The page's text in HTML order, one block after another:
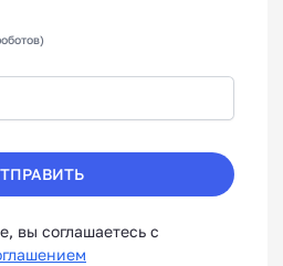
вы соглашаетесь с